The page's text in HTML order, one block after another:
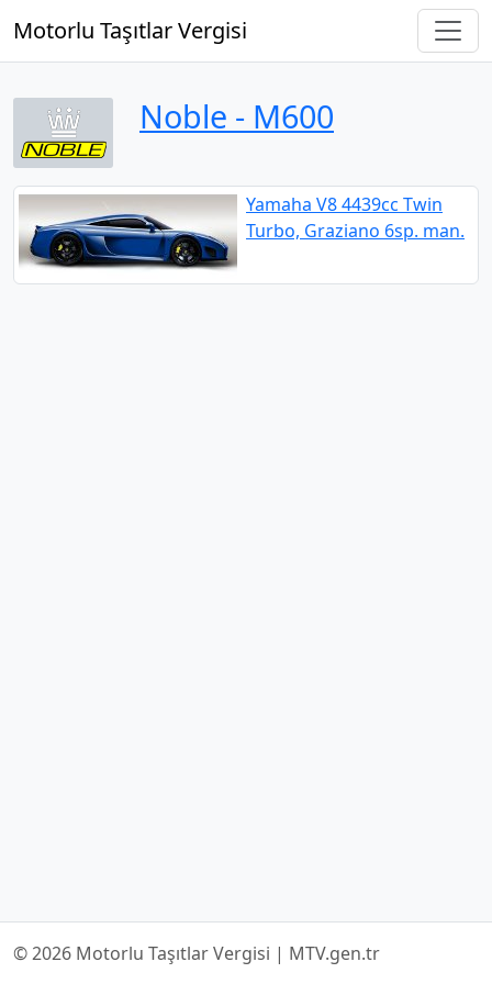
Motorlu Taşıtlar Vergisi
Noble ‐ M600
Yamaha V8 4439cc Twin
Turbo, Graziano 6sp. man.
© 2026 Motorlu Taşıtlar Vergisi | MTV.gen.tr